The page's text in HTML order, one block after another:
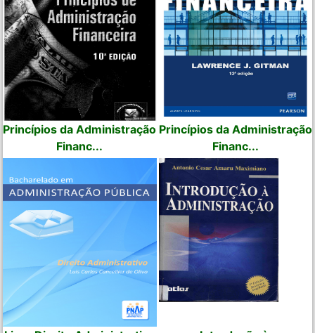
Princípios da Administração
Financ...
Princípios da Administração
Financ...